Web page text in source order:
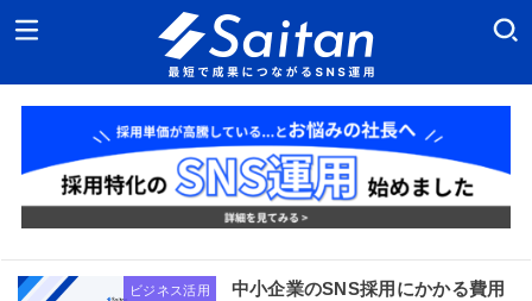
ビジネス活用
中小企業のSNS採用にかかる費用